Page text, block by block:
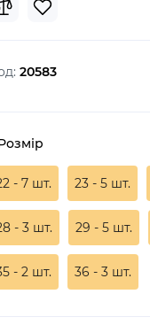
20583
- 7 шт. 23 - 5 шт.
- 3 шт. 29 - 5 шт.
- 2 шт. 36 - 3 шт.